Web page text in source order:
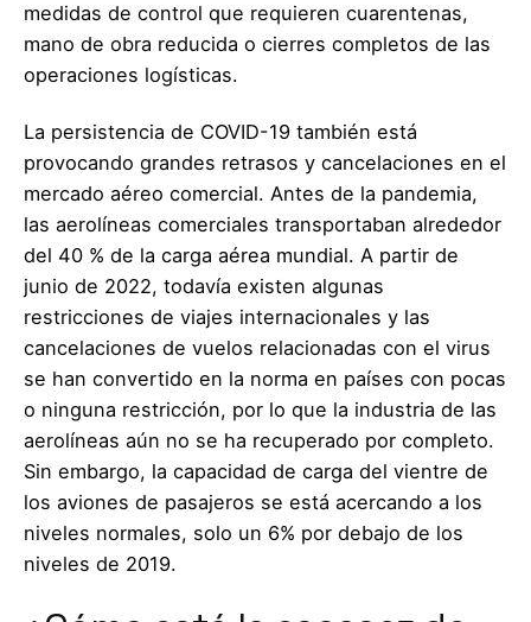
medidas de control que requieren cuarentenas,
mano de obra reducida o cierres completos de las
operaciones logísticas.
La persistencia de COVID-19 también está
provocando grandes retrasos y cancelaciones en el
mercado aéreo comercial. Antes de la pandemia,
las aerolíneas comerciales transportaban alrededor
del 40 % de la carga aérea mundial. A partir de
junio de 2022, todavía existen algunas
restricciones de viajes internacionales y las
cancelaciones de vuelos relacionadas con el virus
se han convertido en la norma en países con pocas
o ninguna restricción, por lo que la industria de las
aerolíneas aún no se ha recuperado por completo.
Sin embargo, la capacidad de carga del vientre de
los aviones de pasajeros se está acercando a los
niveles normales, solo un 6% por debajo de los
niveles de 2019.